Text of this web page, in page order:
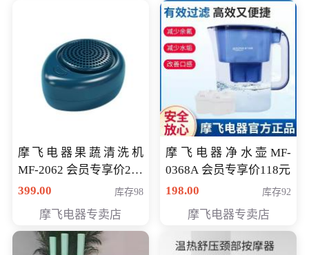
摩飞电器果蔬清洗机
MF-2062 会员专享价268
元
399.00 库存98
摩飞电器专卖店
摩飞电器净水壶MF-
0368A 会员专享价118元
198.00
库存92
摩飞电器专卖店